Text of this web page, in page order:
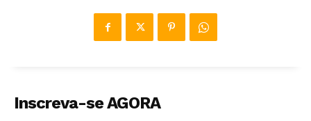
Inscreva-se AGORA